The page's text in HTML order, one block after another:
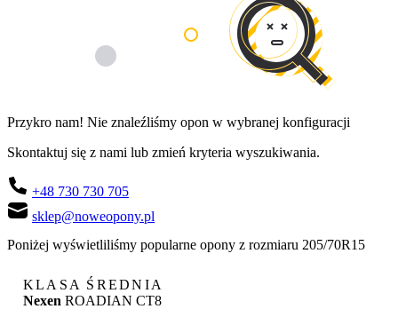
Przykro nam! Nie znaleźliśmy opon w wybranej konfiguracji
Skontaktuj się z nami lub zmień kryteria wyszukiwania.
+48 730 730 705
sklep@noweopony.pl
Poniżej wyświetliliśmy popularne opony z rozmiaru 205/70R15
KLASA ŚREDNIA
Nexen ROADIAN CT8